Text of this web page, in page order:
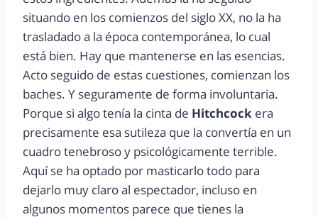
situando en los comienzos del siglo XX, no la ha
trasladado a la época contemporánea, lo cual
está bien. Hay que mantenerse en las esencias.
Acto seguido de estas cuestiones, comienzan los
baches. Y seguramente de forma involuntaria.
Porque si algo tenía la cinta de Hitchcock era
precisamente esa sutileza que la convertía en un
cuadro tenebroso y psicológicamente terrible.
Aquí se ha optado por masticarlo todo para
dejarlo muy claro al espectador, incluso en
algunos momentos parece que tienes la